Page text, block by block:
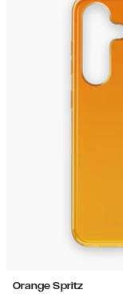
Orange Spritz